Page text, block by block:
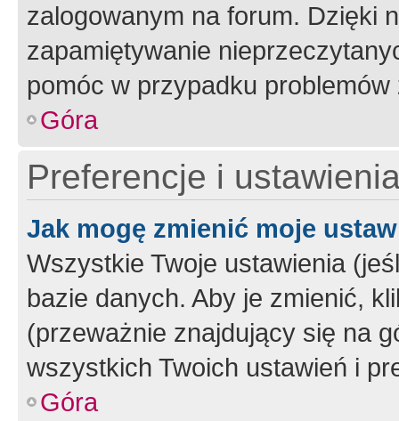
zalogowanym na forum. Dzięki
zapamiętywanie
pomóc w przypadku
Góra
Preferencje i
Jak mogę zmienić moje
Wszystkie Twoje ustawienia
bazie danych. Aby je zmienić,
(przeważnie znajdujący się na
wszystkich Twoich ustawień i
Góra